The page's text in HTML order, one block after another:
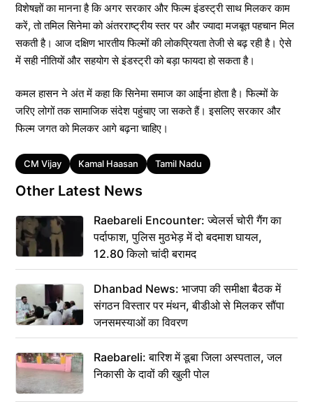
विशेषज्ञों का मानना है कि अगर सरकार और फिल्म इंडस्ट्री साथ मिलकर काम
करें, तो तमिल सिनेमा को अंतरराष्ट्रीय स्तर पर और ज्यादा मजबूत पहचान मिल
सकती है। आज दक्षिण भारतीय फिल्मों की लोकप्रियता तेजी से बढ़ रही है। ऐसे
में सही नीतियों और सहयोग से इंडस्ट्री को बड़ा फायदा हो सकता है।
कमल हासन ने अंत में कहा कि सिनेमा समाज का आईना होता है। फिल्मों के
जरिए लोगों तक सामाजिक संदेश पहुंचाए जा सकते हैं। इसलिए सरकार और
फिल्म जगत को मिलकर आगे बढ़ना चाहिए।
Tags
CM Vijay Kamal Haasan Tamil Nadu
Other Latest News
Raebareli Encounter: ज्वेलर्स चोरी गैंग का
पर्दाफाश, पुलिस मुठभेड़ में दो बदमाश घायल,
12.80 किलो चांदी बरामद
Dhanbad News: भाजपा की समीक्षा बैठक में
संगठन विस्तार पर मंथन, बीडीओ से मिलकर सौंपा
जनसमस्याओं का विवरण
Raebareli: बारिश में डूबा जिला अस्पताल, जल
निकासी के दावों की खुली पोल